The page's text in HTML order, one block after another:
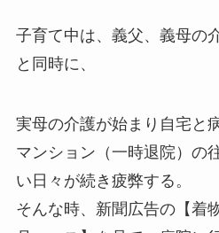
子育て中は、義父、義母の
と同時に、
実母の介護が始まり自宅と
マンション（一時退院）の
い日々が続き疲弊する。
そんな時、新聞広告の【着